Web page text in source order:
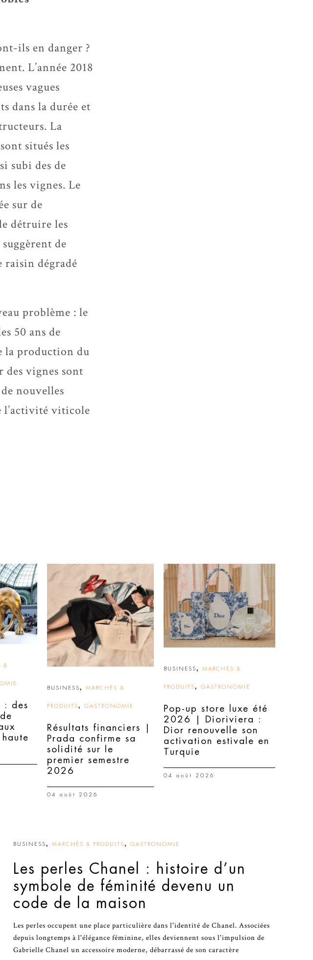
ils en danger ?
L’année 2018
vagues
dans la durée et
La
situés les
subi des de
les vignes. Le
sur de
détruire les
suggèrent de
dégradé
problème : le
50 ans de
la production du
vignes sont
nouvelles
l’activité viticole
&
: des
BUSINESS, MARCHÉS &
PRODUITS, GASTRONOMIE
Résultats financiers |
Prada confirme sa
solidité sur le
premier semestre
2026
04 août 2026
BUSINESS, MARCHÉS &
PRODUITS, GASTRONOMIE
Pop-up store luxe été
2026 | Dioriviera :
Dior renouvelle son
activation estivale en
Turquie
04 août 2026
BUSINESS, MARCHÉS & PRODUITS, GASTRONOMIE
Les perles Chanel : histoire d’un
symbole de féminité devenu un
code de la maison
Les perles occupent une place particulière dans l'identité de Chanel. Associées
depuis longtemps à l'élégance féminine, elles deviennent sous l'impulsion de
Gabrielle Chanel un accessoire moderne, débarrassé de son caractère